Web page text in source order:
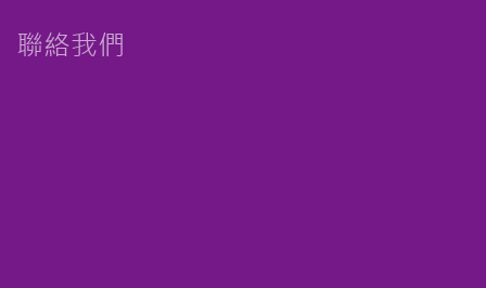
聯絡我們